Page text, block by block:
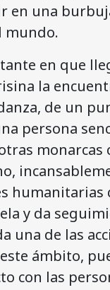
en una
mundo.
en que
la
de un
persona
monarcas
humanitarias
y da
una de las
ámbito,
con las